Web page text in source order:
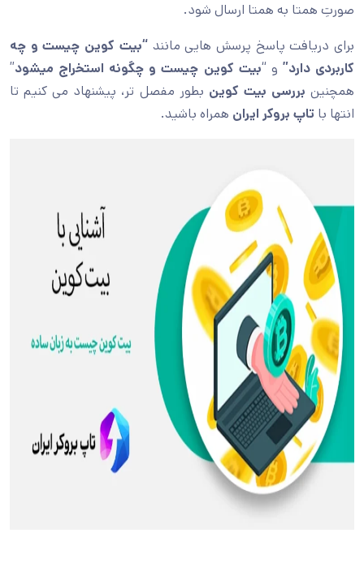
صورتِ همتا به همتا ارسال شود.
برای دریافت پاسخ پرسش هایی مانند“بیت کوین چیست و چه
کاربردی دارد” و “بیت کوین چیست و چگونه استخراج میشود”
همچنین بررسی بیت کوین بطور مفصل تر، پیشنهاد می کنیم تا
انتها با تاپ بروکر ایران همراه باشید.